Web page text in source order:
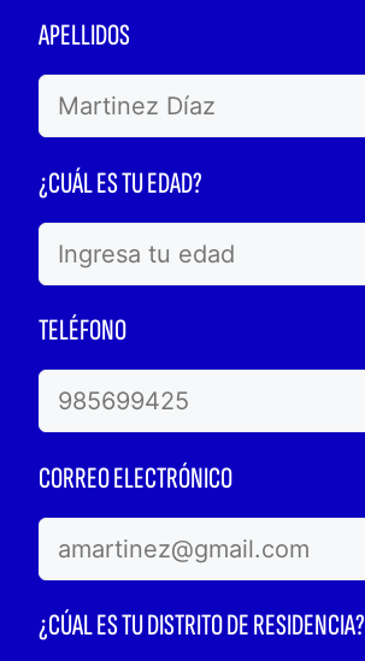
APELLIDOS
¿CUÁL ES TU EDAD?
TELÉFONO
CORREO ELECTRÓNICO
¿CÚAL ES TU DISTRITO DE RESIDENCIA?